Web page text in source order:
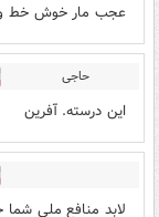
عجب مار خوش خط
حاجی
این درسته. آفرین
لابد منافع ملی